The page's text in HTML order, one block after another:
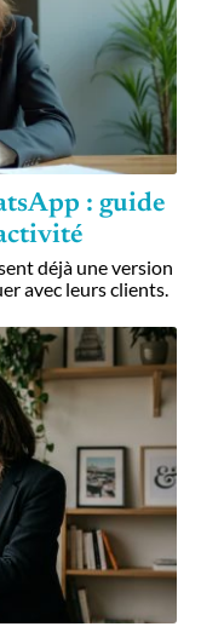
: guide
déjà une version
avec leurs clients.